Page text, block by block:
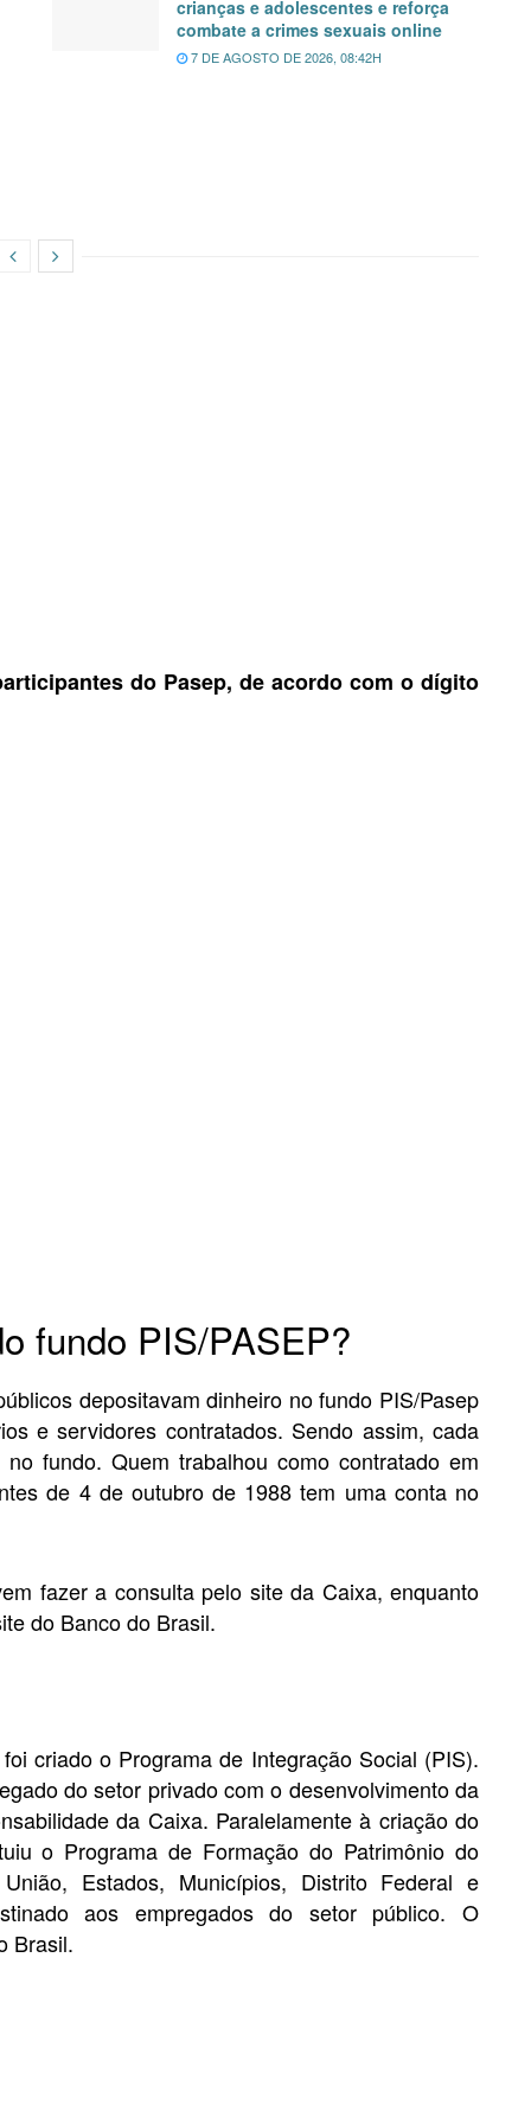
crianças e adolescentes e reforça
combate a crimes sexuais online
7 DE AGOSTO DE 2026, 08:42H
do Pasep, de acordo com o dígito
fundo PIS/PASEP?
depositavam dinheiro no fundo PIS/Pasep
e servidores contratados. Sendo assim, cada
fundo. Quem trabalhou como contratado em
de 4 de outubro de 1988 tem uma conta no
fazer a consulta pelo site da Caixa, enquanto
do Banco do Brasil.
criado o Programa de Integração Social (PIS).
do setor privado com o desenvolvimento da
da Caixa. Paralelamente à criação do
o Programa de Formação do Patrimônio do
Estados, Municípios, Distrito Federal e
aos empregados do setor público. O
Brasil.